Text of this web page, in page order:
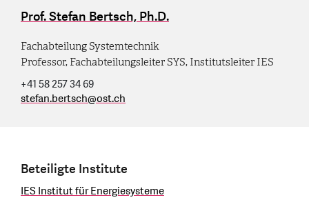
Prof. Stefan Bertsch, Ph.D.
Fachabteilung Systemtechnik
Professor, Fachabteilungsleiter SYS, Institutsleiter IES
+41 58 257 34 69
stefan.bertsch@ost.ch
Beteiligte Institute
IES Institut für Energiesysteme